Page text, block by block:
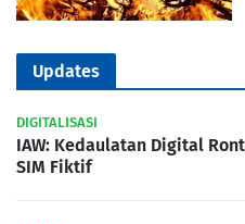
Updates
DIGITALISASI
IAW: Kedaulatan Digital
SIM Fiktif